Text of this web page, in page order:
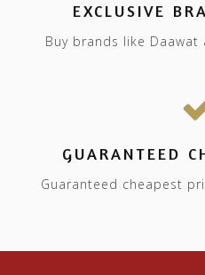
EXCLUSIVE
Buy brands like Daawat
GUARANTEED
Guaranteed cheapest